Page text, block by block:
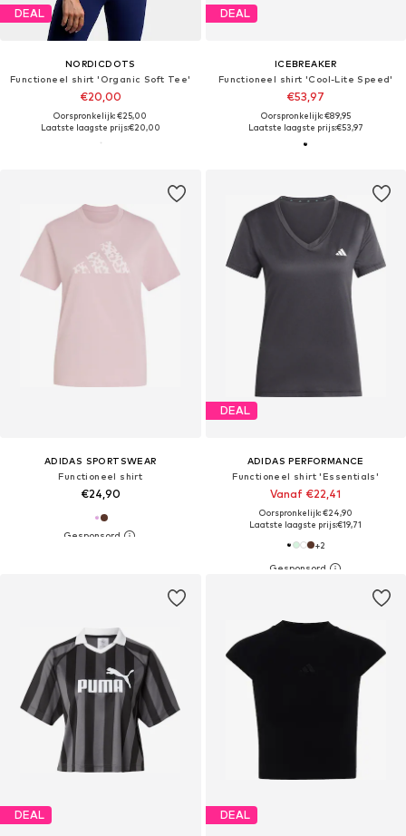
DEAL
NORDICDOTS
Functioneel shirt 'Organic Soft Tee'
€20,00
Oorspronkelijk: €25,00
Laatste laagste prijs:€20,00
DEAL
ICEBREAKER
Functioneel shirt 'Cool-Lite Speed'
€53,97
Oorspronkelijk: €89,95
Laatste laagste prijs:€53,97
ADIDAS SPORTSWEAR
Functioneel shirt
€24,90
DEAL
ADIDAS PERFORMANCE
Functioneel shirt 'Essentials'
Vanaf €22,41
Oorspronkelijk: €24,90
Laatste laagste prijs:€19,71
+2
DEAL DEAL